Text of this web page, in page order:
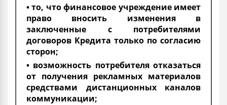
• то, что финансовое учреждение имеет
право вносить изменения в
заключенные с потребителями
договоров Кредита только по согласию
сторон;
• возможность потребителя отказаться
от получения рекламных материалов
средствами дистанционных каналов
коммуникации;